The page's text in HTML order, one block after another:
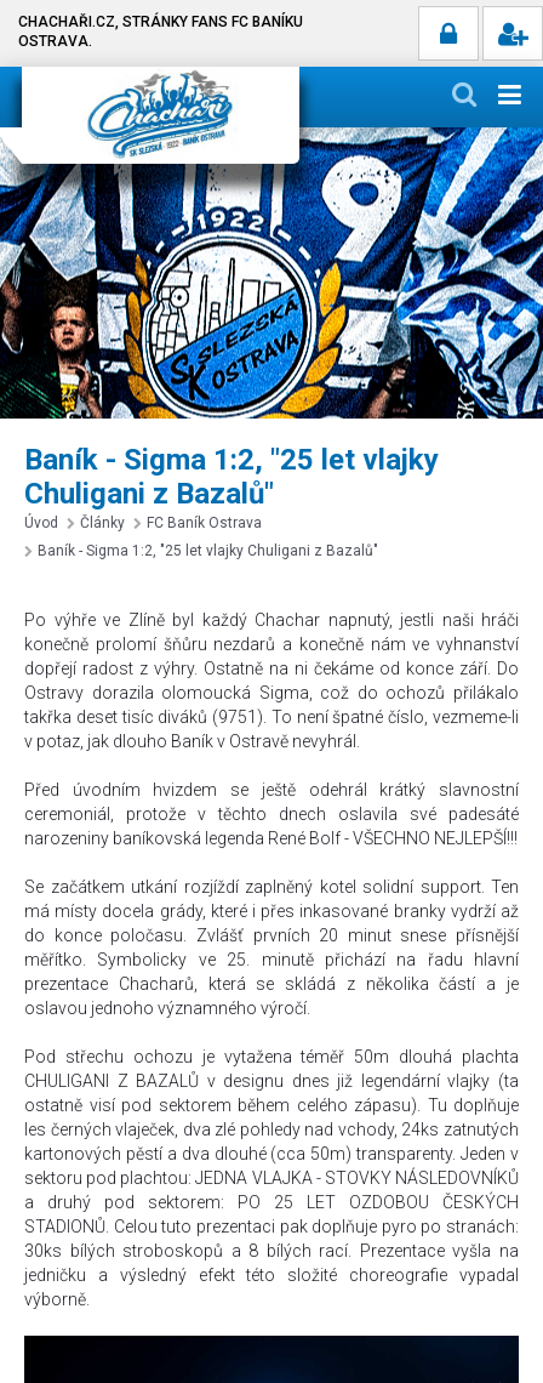
CHACHAŘI.CZ, STRÁNKY FANS FC BANÍKU
OSTRAVA.
Baník - Sigma 1:2, "25 let vlajky
Chuligani z Bazalů"
Úvod Články
FC Baník Ostrava
Baník - Sigma 1:2, "25 let vlajky Chuligani z Bazalů"
Po výhře ve Zlíně byl každý Chachar napnutý, jestli naši hráči
konečně prolomí šňůru nezdarů a konečně nám ve vyhnanství
dopřejí radost z výhry. Ostatně na ni čekáme od konce září. Do
Ostravy dorazila olomoucká Sigma, což do ochozů přilákalo
takřka deset tisíc diváků (9751). To není špatné číslo, vezmeme-li
v potaz, jak dlouho Baník v Ostravě nevyhrál.
Před úvodním hvizdem se ještě odehrál krátký slavnostní
ceremoniál, protože v těchto dnech oslavila své padesáté
narozeniny baníkovská legenda René Bolf - VŠECHNO NEJLEPŠÍ!!!
Se začátkem utkání rozjíždí zaplněný kotel solidní support. Ten
má místy docela grády, které i přes inkasované branky vydrží až
do konce poločasu. Zvlášť prvních 20 minut snese přísnější
měřítko. Symbolicky ve 25. minutě přichází na řadu hlavní
prezentace Chacharů, která se skládá z několika částí a je
oslavou jednoho významného výročí.
Pod střechu ochozu je vytažena téměř 50m dlouhá plachta
CHULIGANI Z BAZALŮ v designu dnes již legendární vlajky (ta
ostatně visí pod sektorem během celého zápasu). Tu doplňuje
les černých vlaječek, dva zlé pohledy nad vchody, 24ks zatnutých
kartonových pěstí a dva dlouhé (cca 50m) transparenty. Jeden v
sektoru pod plachtou: JEDNA VLAJKA - STOVKY NÁSLEDOVNÍKŮ
a druhý pod sektorem: PO 25 LET OZDOBOU ČESKÝCH
STADIONŮ. Celou tuto prezentaci pak doplňuje pyro po stranách:
30ks bílých stroboskopů a 8 bílých rací. Prezentace vyšla na
jedničku a výsledný efekt této složité choreografie vypadal
výborně.